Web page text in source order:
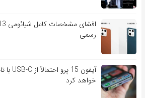
رسمی
خواهد کرد